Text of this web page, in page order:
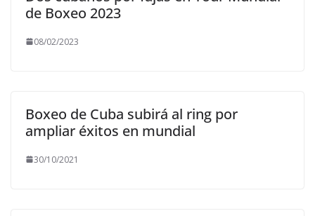
de Boxeo 2023
08/02/2023
Boxeo de Cuba subirá al ring por
ampliar éxitos en mundial
30/10/2021